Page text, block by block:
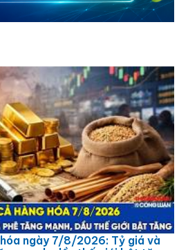
ngày 7/8/2026: Tỷ giá và